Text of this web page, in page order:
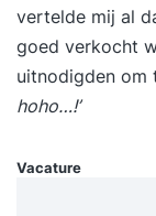
Creatief en
lopende
kunt komen
vertelde mij al
goed verkocht
uitnodigden om
hoho…!’
Vacature